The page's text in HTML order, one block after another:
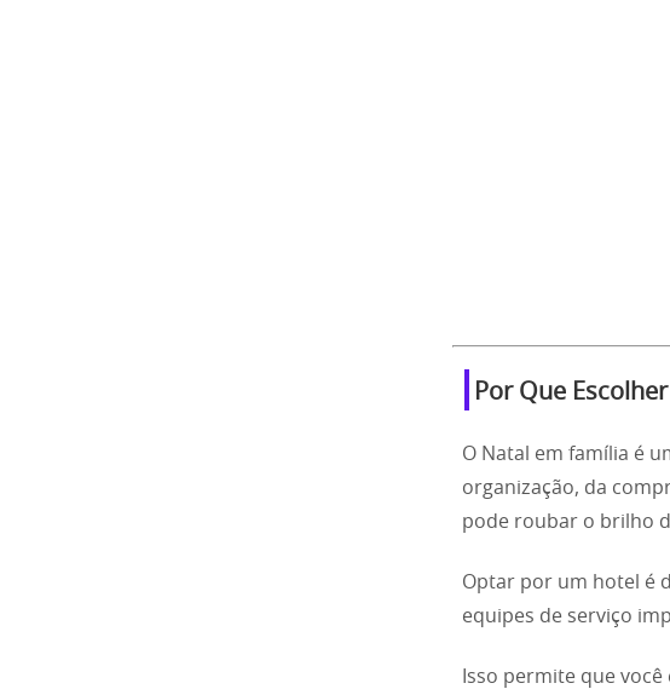
Por Que
O Natal em família é
organização, da
pode roubar o brilho
Optar por um hotel é
equipes de serviço
Isso permite que